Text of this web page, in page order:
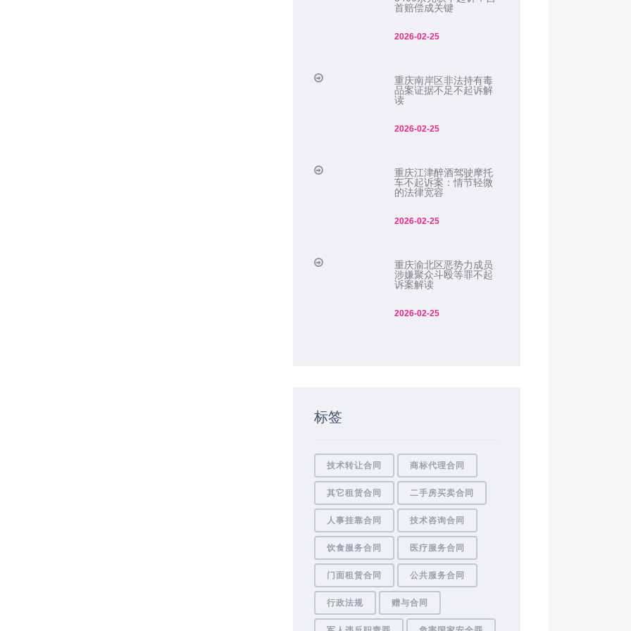
首赔偿成关键
2026-02-25
重庆南岸区非法持有毒
品案证据不足不起诉解
读
2026-02-25
重庆江津醉酒驾驶摩托
车不起诉案：情节轻微
的法律宽容
2026-02-25
重庆渝北区恶势力成员
涉嫌聚众斗殴等罪不起
诉案解读
2026-02-25
标签
技术转让合同 商标代理合同
其它租赁合同 二手房买卖合同
人事挂靠合同 技术咨询合同
饮食服务合同 医疗服务合同
门面租赁合同 公共服务合同
行政法规 赠与合同